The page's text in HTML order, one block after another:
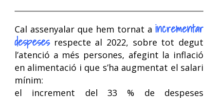
Cal assenyalar que hem tornat a incrementar
despesesrespecte al 2022, sobre tot degut
l’atenció a més persones, afegint la inflació
en alimentació i que s’ha augmentat el salari
mínim:
el increment del 33 % de despeses